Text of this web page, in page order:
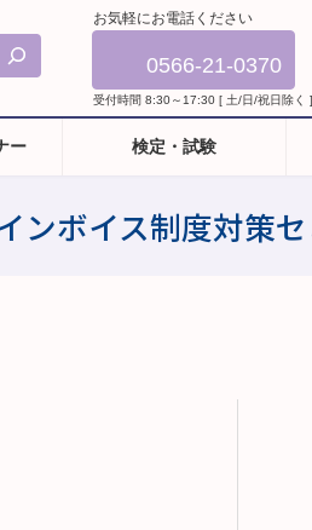
お気軽にお電話ください
0566-21-0370
受付時間 8:30～17:30 [ 土/日/祝日除く ]
ー 検定・試験
ンボイス制度対策